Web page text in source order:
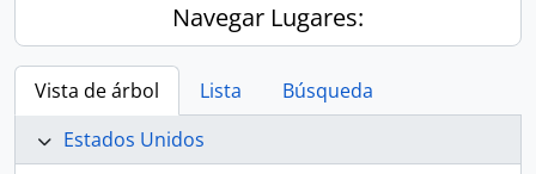
Navegar Lugares:
Vista de árbol Lista
Búsqueda
Estados Unidos